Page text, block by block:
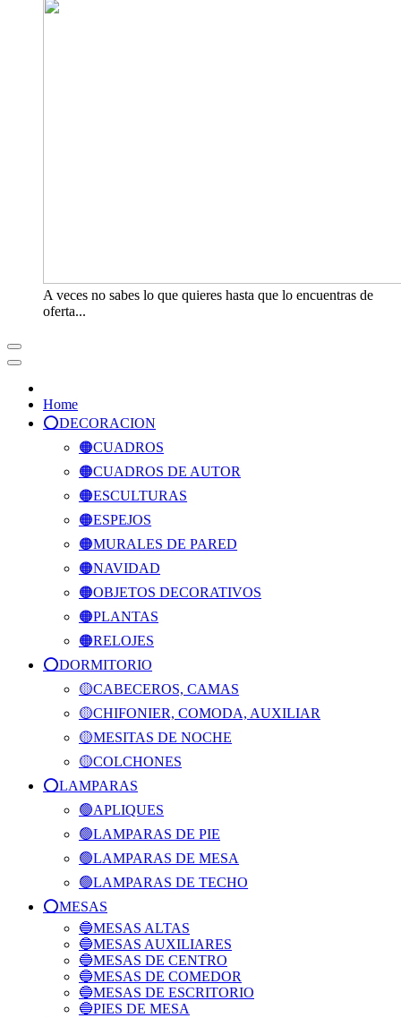
A veces no sabes lo que quieres hasta que lo encuentras de
oferta...
Home
⭕️DECORACION
🟠CUADROS
🟠CUADROS DE AUTOR
🟠ESCULTURAS
🟠ESPEJOS
🟠MURALES DE PARED
🟠NAVIDAD
🟠OBJETOS DECORATIVOS
🟠PLANTAS
🟠RELOJES
⭕️DORMITORIO
🟡CABECEROS, CAMAS
🟡CHIFONIER, COMODA, AUXILIAR
🟡MESITAS DE NOCHE
🟡COLCHONES
⭕️LAMPARAS
🟢APLIQUES
🟢LAMPARAS DE PIE
🟢LAMPARAS DE MESA
🟢LAMPARAS DE TECHO
⭕️MESAS
🔵MESAS ALTAS
🔵MESAS AUXILIARES
🔵MESAS DE CENTRO
🔵MESAS DE COMEDOR
🔵MESAS DE ESCRITORIO
🔵PIES DE MESA